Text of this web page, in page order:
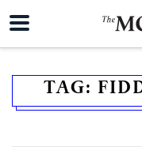
TAG: